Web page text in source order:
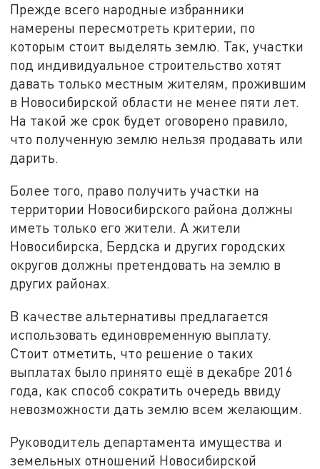
Прежде всего народные избранники
намерены пересмотреть критерии, по
которым стоит выделять землю. Так, участки
под индивидуальное строительство хотят
давать только местным жителям, прожившим
в Новосибирской области не менее пяти лет.
На такой же срок будет оговорено правило,
что полученную землю нельзя продавать или
дарить.
Более того, право получить участки на
территории Новосибирского района должны
иметь только его жители. А жители
Новосибирска, Бердска и других городских
округов должны претендовать на землю в
других районах.
В качестве альтернативы предлагается
использовать единовременную выплату.
Стоит отметить, что решение о таких
выплатах было принято ещё в декабре 2016
года, как способ сократить очередь ввиду
невозможности дать землю всем желающим.
Руководитель департамента имущества и
земельных отношений Новосибирской